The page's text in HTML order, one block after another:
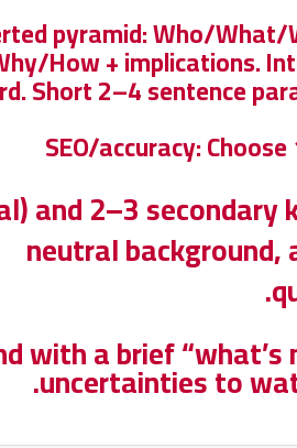
pyramid: Who/
How + implications.
Short 2–4 sentence
SEO/accuracy:
total) and 2–3
neutral
with a brief
uncertainties to